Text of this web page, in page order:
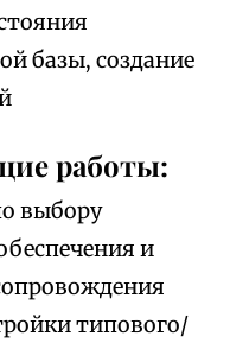
базы, создание
работы:
выбору
и
типового/